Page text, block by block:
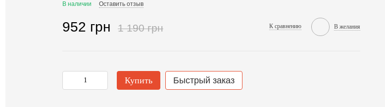
В наличии Оставить отзыв
952 грн 1 190 грн К сравнению В желания
Купить Быстрый заказ